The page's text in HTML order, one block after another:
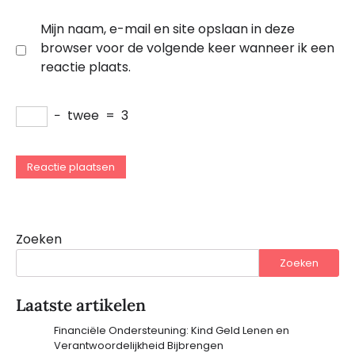
Mijn naam, e-mail en site opslaan in deze
browser voor de volgende keer wanneer ik een
reactie plaats.
− twee = 3
Zoeken
Zoeken
Laatste artikelen
Financiële Ondersteuning: Kind Geld Lenen en
Verantwoordelijkheid Bijbrengen